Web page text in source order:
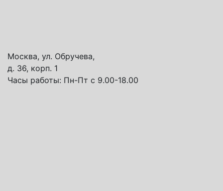
Москва, ул. Обручева,
д. 36, корп. 1
Часы работы: Пн-Пт с 9.00-18.00